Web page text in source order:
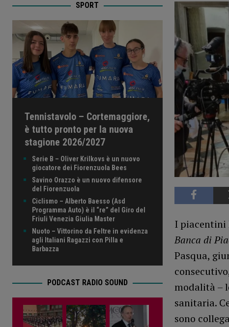
I piacentini
Banca di
Pasqua,
modalità –
sanitaria.
sono
SPORT
Tennistavolo – Cortemaggiore,
è tutto pronto per la nuova
stagione 2026/2027
Serie B – Oliver Krilkovs è un nuovo
giocatore dei Fiorenzuola Bees
Savino Orazzo è un nuovo difensore
del Fiorenzuola
Ciclismo – Alberto Baesso (Asd
Programma Auto) è il “re” del Giro del
Friuli Venezia Giulia Master
Nuoto – Vittorino da Feltre in evidenza
agli Italiani Ragazzi con Pilla e
Barbazza
PODCAST RADIO SOUND